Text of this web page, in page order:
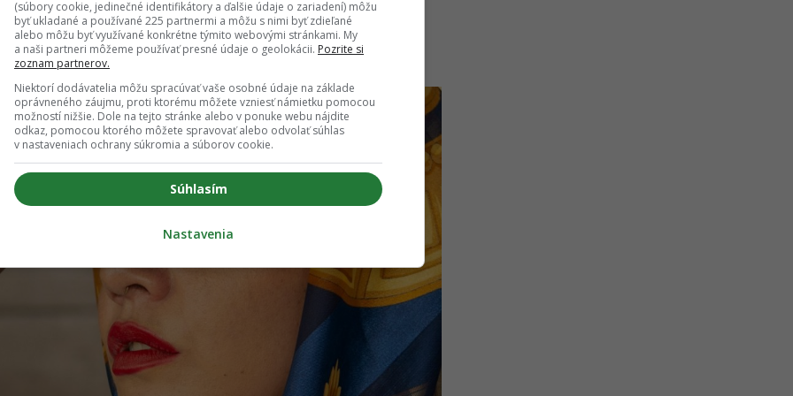
naozaj luxusný štýl, no z módy nevyšli ani okuliare s
(súbory cookie, jedinečné identifikátory a ďalšie údaje o zariadení) môžu
byť ukladané a používané 225 partnermi a môžu s nimi byť zdieľané
alebo môžu byť využívané konkrétne týmito webovými stránkami. My
a naši partneri môžeme používať presné údaje o geolokácii. Pozrite si
zoznam partnerov.
Niektorí dodávatelia môžu spracúvať vaše osobné údaje na základe
oprávneného záujmu, proti ktorému môžete vzniesť námietku pomocou
možností nižšie. Dole na tejto stránke alebo v ponuke webu nájdite
odkaz, pomocou ktorého môžete spravovať alebo odvolať súhlas
v nastaveniach ochrany súkromia a súborov cookie.
Súhlasím
Nastavenia